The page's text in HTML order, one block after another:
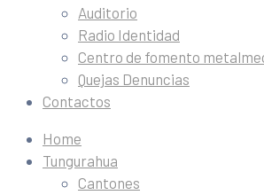
Auditorio
Radio Identidad
Centro de fomento
Quejas Denuncias
Contactos
Home
Tungurahua
Cantones